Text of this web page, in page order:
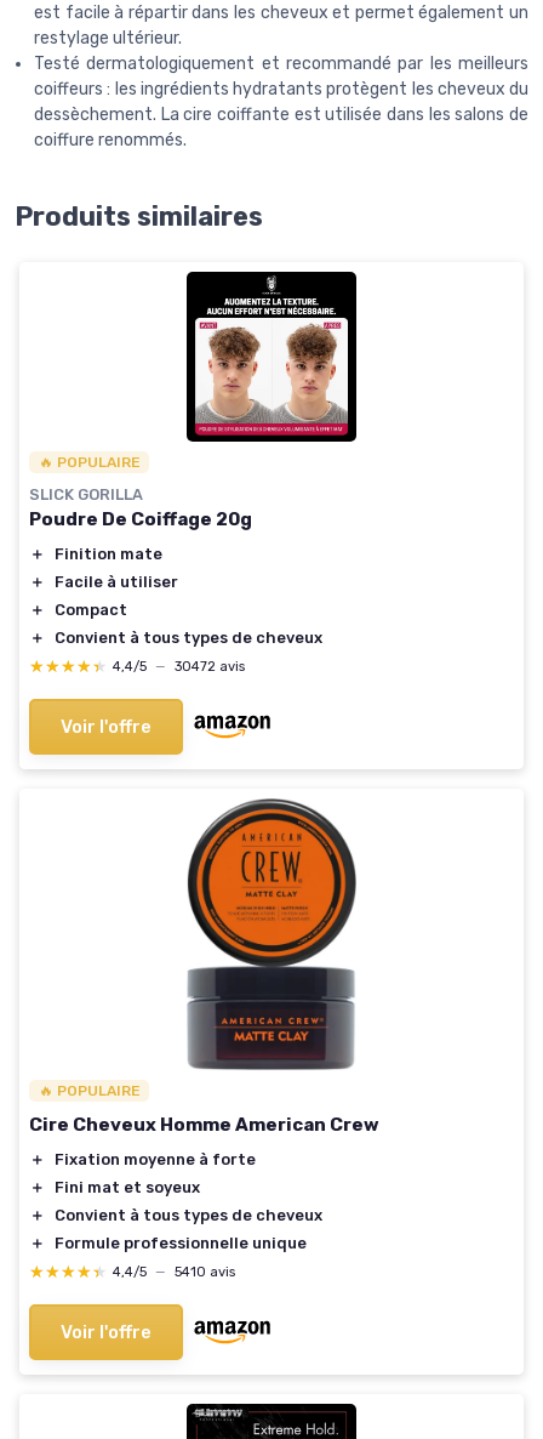
est facile à répartir dans les cheveux et permet également un
restylage ultérieur.
Testé dermatologiquement et recommandé par les meilleurs
coiffeurs : les ingrédients hydratants protègent les cheveux du
dessèchement. La cire coiffante est utilisée dans les salons de
coiffure renommés.
Produits similaires
🔥 POPULAIRE
SLICK GORILLA
Poudre De Coiffage 20g
＋
Finition mate
＋
Facile à utiliser
＋
Compact
＋
Convient à tous types de cheveux
★★★★★
★★★★★ 4,4/5 — 30472 avis
Voir l'offre
🔥 POPULAIRE
Cire Cheveux Homme American Crew
＋
Fixation moyenne à forte
＋
Fini mat et soyeux
＋
Convient à tous types de cheveux
＋
Formule professionnelle unique
★★★★★
★★★★★ 4,4/5 — 5410 avis
Voir l'offre